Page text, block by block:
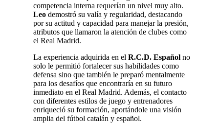
competencia interna requerían un nivel muy alto.
Leo demostró su valía y regularidad, destacando
por su actitud y capacidad para manejar la presión,
atributos que llamaron la atención de clubes como
el Real Madrid.
La experiencia adquirida en el R.C.D. Español no
solo le permitió fortalecer sus habilidades como
defensa sino que también le preparó mentalmente
para los desafíos que encontraría en su futuro
inmediato en el Real Madrid. Además, el contacto
con diferentes estilos de juego y entrenadores
enriqueció su formación, aportándole una visión
amplia del fútbol catalán y español.